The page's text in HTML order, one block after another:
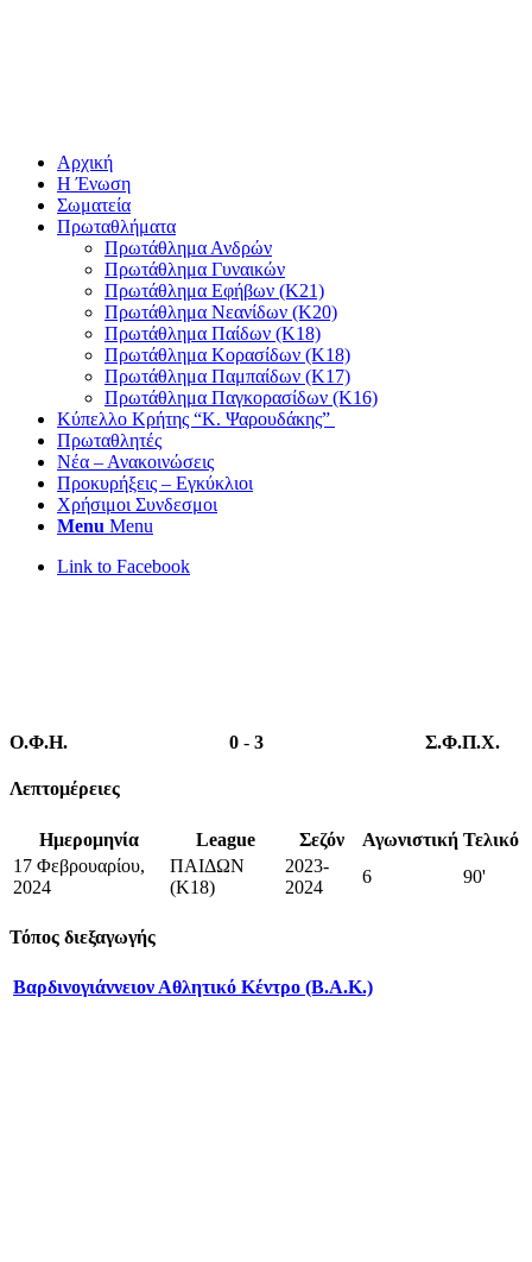
Αρχική
Η Ένωση
Σωματεία
Πρωταθλήματα
Πρωτάθλημα Ανδρών
Πρωτάθλημα Γυναικών
Πρωτάθλημα Εφήβων (Κ21)
Πρωτάθλημα Νεανίδων (Κ20)
Πρωτάθλημα Παίδων (Κ18)
Πρωτάθλημα Κορασίδων (Κ18)
Πρωτάθλημα Παμπαίδων (Κ17)
Πρωτάθλημα Παγκορασίδων (Κ16)
Κύπελλο Κρήτης “Κ. Ψαρουδάκης”
Πρωταθλητές
Νέα – Ανακοινώσεις
Προκυρήξεις – Εγκύκλιοι
Χρήσιμοι Συνδεσμοι
Menu Menu
Link to Facebook
Ο.Φ.Η. 0 - 3 Σ.Φ.Π.Χ.
Λεπτομέρειες
Ημερομηνία League Σεζόν Αγωνιστική Τελικό
17 Φεβρουαρίου,
2024
ΠΑΙΔΩΝ
(Κ18)
2023-
2024
6 90'
Τόπος διεξαγωγής
Βαρδινογιάννειον Αθλητικό Κέντρο (Β.Α.Κ.)